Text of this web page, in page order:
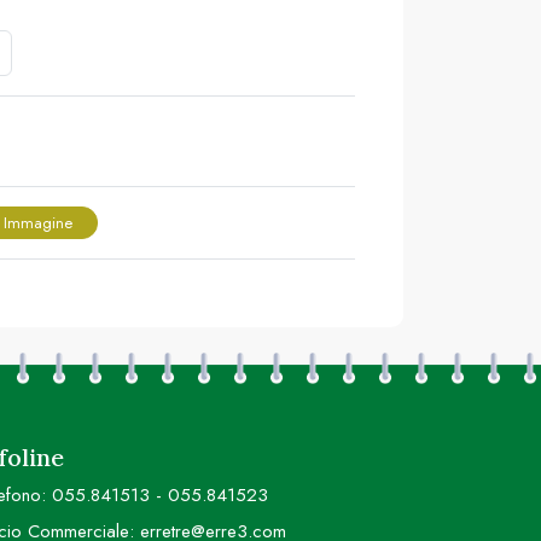
Immagine
055.841513 - 055.841523
Commerciale: erretre@erre3.com